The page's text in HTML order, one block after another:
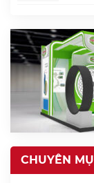
CHUYÊN